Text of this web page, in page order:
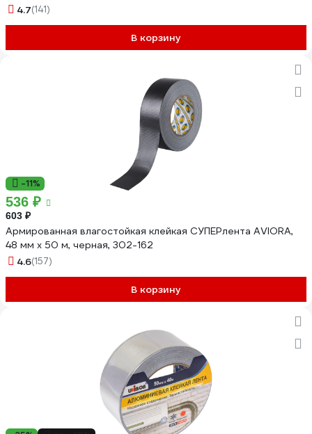
4.7(141)
В корзину
-11%
536 ₽
603 ₽
Армированная влагостойкая клейкая СУПЕРлента AVIORA,
48 мм х 50 м, черная, 302-162
4.6(157)
В корзину